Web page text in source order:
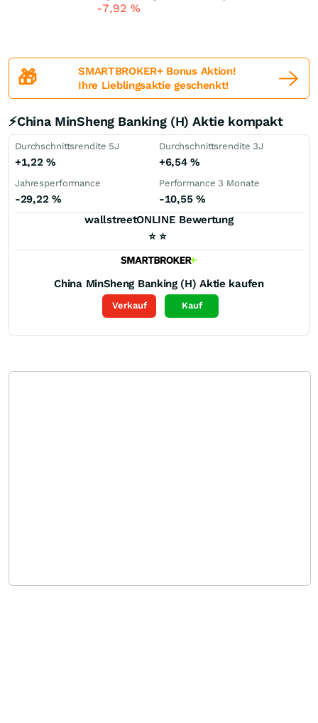
-7,92 %
🎁
SMARTBROKER+ Bonus Aktion!
Ihre Lieblingsaktie geschenkt!
⚡China MinSheng Banking (H) Aktie kompakt
Durchschnittsrendite 5J
+1,22%
Durchschnittsrendite 3J
+6,54%
Jahresperformance
-29,22 %
Performance 3 Monate
-10,55 %
wallstreetONLINE Bewertung
⭐ ⭐
China MinSheng Banking (H) Aktie kaufen
Verkauf Kauf